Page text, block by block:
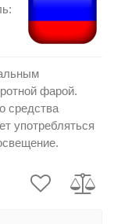
фарой.
средства
употребляться